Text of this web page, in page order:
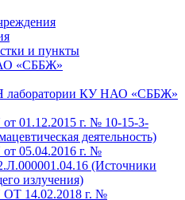
и пункты
«СББЖ»
КУ НАО «СББЖ»
01.12.2015 г. № 10-15-3-
деятельность)
05.04.2016 г. №
(Источники
излучения)
14.02.2018 г. №